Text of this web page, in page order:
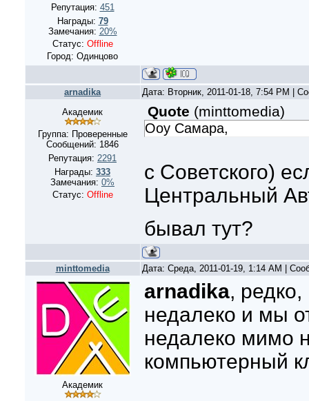
Репутация: 451
Награды: 79
Замечания: 20%
Статус: Offline
Город: Одинцово
arnadika
Дата: Вторник, 2011-01-18, 7:54 PM |
Академик
Группа: Проверенные
Сообщений: 1846
Репутация: 2291
Награды: 333
Замечания: 0%
Статус: Offline
Quote (minttomedia)
Ооу Самара,
c Советского)
Центральный
бывал тут?
minttomedia Дата: Среда, 2011-01-19, 1:14 AM |
Академик
arnadika,
недалеко и мы
недалеко мимо
компьютерный